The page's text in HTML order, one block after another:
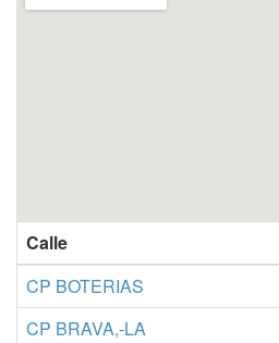
Calle
CP BOTERIAS
CP BRAVA,-LA